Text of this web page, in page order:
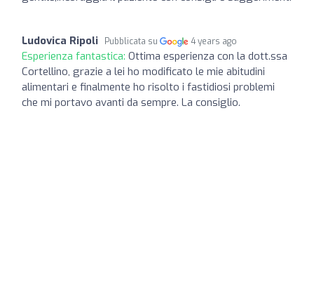
Ludovica Ripoli Pubblicata su 4 years ago
Esperienza fantastica: Ottima esperienza con la dott.ssa
Cortellino, grazie a lei ho modificato le mie abitudini
alimentari e finalmente ho risolto i fastidiosi problemi
che mi portavo avanti da sempre. La consiglio.